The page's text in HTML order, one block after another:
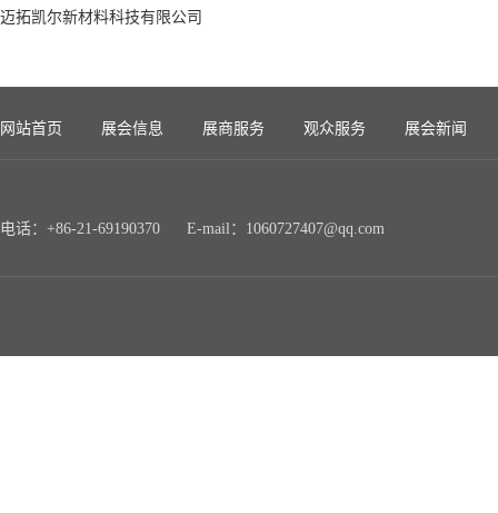
迈拓凯尔新材料科技有限公司
网站首页 展会信息 展商服务 观众服务 展会新闻
电话：+86-21-69190370 E-mail：1060727407@qq.com